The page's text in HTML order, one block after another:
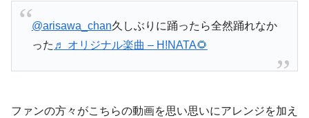
@arisawa_chan久しぶりに踊ったら全然踊れなか
った ♬ オリジナル楽曲 – H!NATA🌻
ファンの方々がこちらの動画を思い思いにアレンジを加え